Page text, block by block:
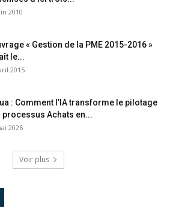
2010
« Gestion de la PME 2015-2016 »
le...
2015
: Comment l’IA transforme le pilotage
processus Achats en...
2026
Voir plus